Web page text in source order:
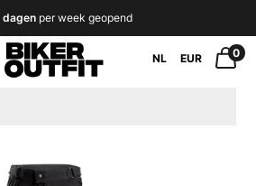
dagenper week geopend
NL EUR 0